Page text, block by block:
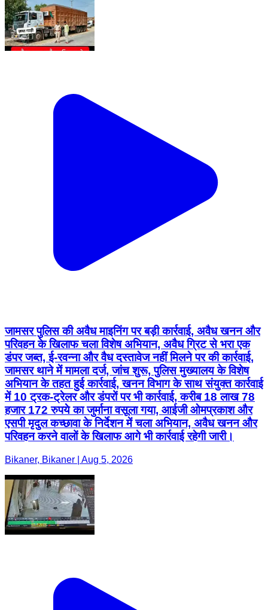
जामसर पुलिस की अवैध माइनिंग पर बड़ी कार्रवाई, अवैध खनन और
परिवहन के खिलाफ चला विशेष अभियान, अवैध ग्रिट से भरा एक
डंपर जब्त, ई-रवन्ना और वैध दस्तावेज नहीं मिलने पर की कार्रवाई,
जामसर थाने में मामला दर्ज, जांच शुरू, पुलिस मुख्यालय के विशेष
अभियान के तहत हुई कार्रवाई, खनन विभाग के साथ संयुक्त कार्रवाई
में 10 ट्रक-ट्रेलर और डंपरों पर भी कार्रवाई, करीब 18 लाख 78
हजार 172 रुपये का जुर्माना वसूला गया, आईजी ओमप्रकाश और
एसपी मृदुल कच्छावा के निर्देशन में चला अभियान, अवैध खनन और
परिवहन करने वालों के खिलाफ आगे भी कार्रवाई रहेगी जारी।
Bikaner, Bikaner | Aug 5, 2026